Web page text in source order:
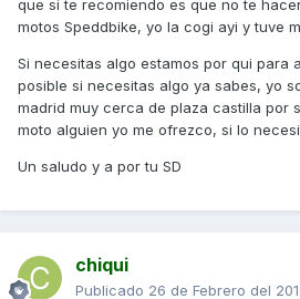
que si te recomiendo es que no te
motos Speddbike, yo la cogi ayi y tuve
Si necesitas algo estamos por qui para
posible si necesitas algo ya sabes, yo
madrid muy cerca de plaza castilla por
moto alguien yo me ofrezco, si lo
Un saludo y a por tu SD
chiqui
Publicado 26 de Febrero del